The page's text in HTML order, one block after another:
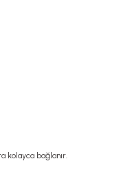
kolayca bağlanır.